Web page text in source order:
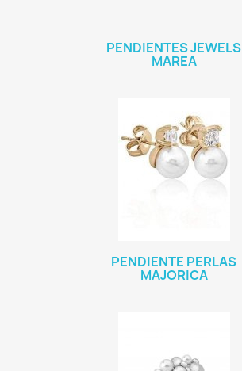
PENDIENTES JEWELS
MAREA
PENDIENTE PERLAS
MAJORICA